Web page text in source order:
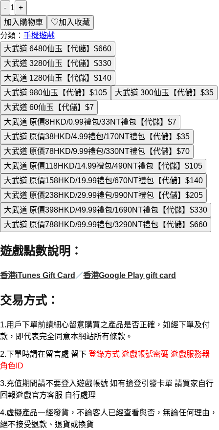
- 1 +
加入購物車
♡加入收藏
分類： 手機遊戲
大武道 6480仙玉【代儲】 $660
大武道 3280仙玉【代儲】 $330
大武道 1280仙玉【代儲】 $140
大武道 980仙玉【代儲】 $105 大武道 300仙玉【代儲】 $35
大武道 60仙玉【代儲】 $7
大武道 原價8HKD/0.99禮包/33NT禮包【代儲】 $7
大武道 原價38HKD/4.99禮包/170NT禮包【代儲】 $35
大武道 原價78HKD/9.99禮包/330NT禮包【代儲】 $70
大武道 原價118HKD/14.99禮包/490NT禮包【代儲】 $105
大武道 原價158HKD/19.99禮包/670NT禮包【代儲】 $140
大武道 原價238HKD/29.99禮包/990NT禮包【代儲】 $205
大武道 原價398HKD/49.99禮包/1690NT禮包【代儲】 $330
大武道 原價788HKD/99.99禮包/3290NT禮包【代儲】 $660
遊戲點數說明 ：
香港iTunes Gift Card ／香港Google Play gift card
交易方式：
1.用戶下單前請細心留意購買之產品是否正確，如經下單及付
款，即代表完全同意本網站所有條款。
2.下單時請在留言處 留下 登錄方式 遊戲帳號密碼 遊戲服務器
角色ID
3.充值期間請不要登入遊戲帳號 如有搶登引發卡單 請買家自行
回報遊戲官方客服 自行處理
4.虛擬產品一經發貨，不論客人已經查看與否，無論任何理由，
絕不接受退款、退貨或換貨